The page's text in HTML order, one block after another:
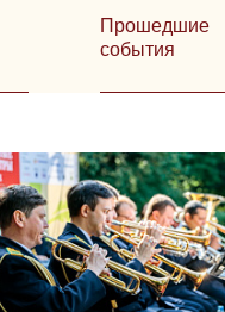
Прошедшие
события